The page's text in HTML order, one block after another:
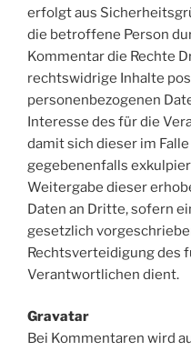
erfolgt aus
die betroffene Person
Kommentar die Rechte
rechtswidrige Inhalte
personenbezogenen
Interesse des für die
damit sich dieser im
gegebenenfalls
Weitergabe dieser
Daten an Dritte, sofern
gesetzlich
Rechtsverteidigung des
Verantwortlichen dient.
Gravatar
Bei Kommentaren wird